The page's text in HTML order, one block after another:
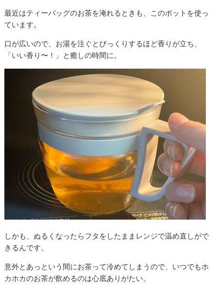
最近はティーバッグのお茶を淹れるときも、このポットを使っ
ています。
口が広いので、お湯を注ぐとびっくりするほど香りが立ち、
「いい香り〜！」と癒しの時間に。
しかも、ぬるくなったらフタをしたままレンジで温め直しがで
きるんです。
意外とあっという間にお茶って冷めてしまうので、いつでもホ
カホカのお茶が飲めるのは心底ありがたい。